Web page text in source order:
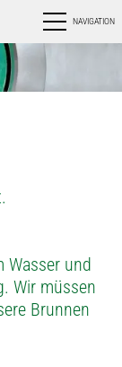
NAVIGATION
Wasser und
Wir müssen
Brunnen